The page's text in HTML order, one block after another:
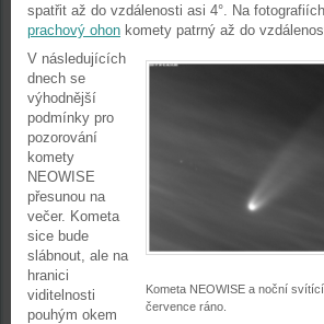
spatřit až do vzdálenosti asi 4°. Na
prachový ohon komety patrný až do
Kometa NEOWISE a noční
července ráno.
V následujících
dnech se
výhodnější
podmínky pro
pozorování
komety
NEOWISE
přesunou na
večer. Kometa
sice bude
slábnout, ale na
hranici
viditelnosti
pouhým okem